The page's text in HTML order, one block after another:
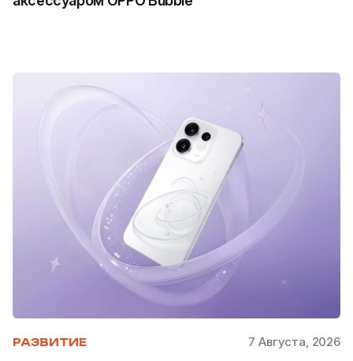
РАЗВИТИЕ 7 Августа, 2026